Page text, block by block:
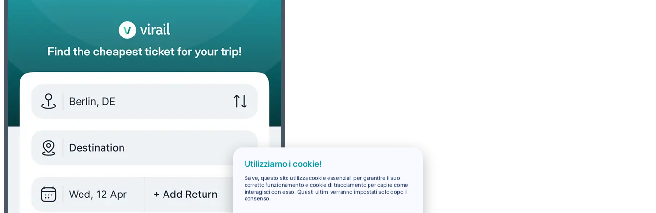
Utilizziamo i cookie!
Salve, questo sito utilizza cookie essenziali per garantire il suo
corretto funzionamento e cookie di tracciamento per capire come
interagisci con esso. Questi ultimi verranno impostati solo dopo il
consenso.